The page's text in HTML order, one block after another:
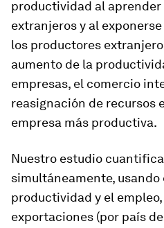
productividad al
extranjeros y al
los productores
aumento de la
empresas, el comercio
reasignación de recursos
empresa más productiva.
Nuestro estudio
simultáneamente, usando
productividad y el
exportaciones (por país